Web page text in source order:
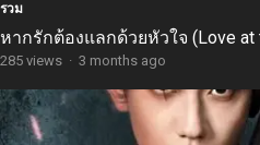
รวม
หากรักต้องแลกด้วยหัวใจ (Love at
285 views · 3 months ago